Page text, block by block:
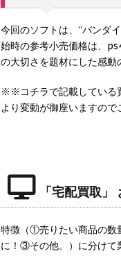
今回のソフトは、”バンダ
始時の参考小売価格は、
の大切さを題材にした感動
※※コチラで記載している
より変動が御座いますので
「宅配買取」
特徴（①売りたい商品の数
に！③その他。）に分けて